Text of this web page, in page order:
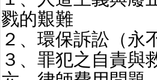
戮的艱難
２、環保訴訟（永
３、罪犯之自責與